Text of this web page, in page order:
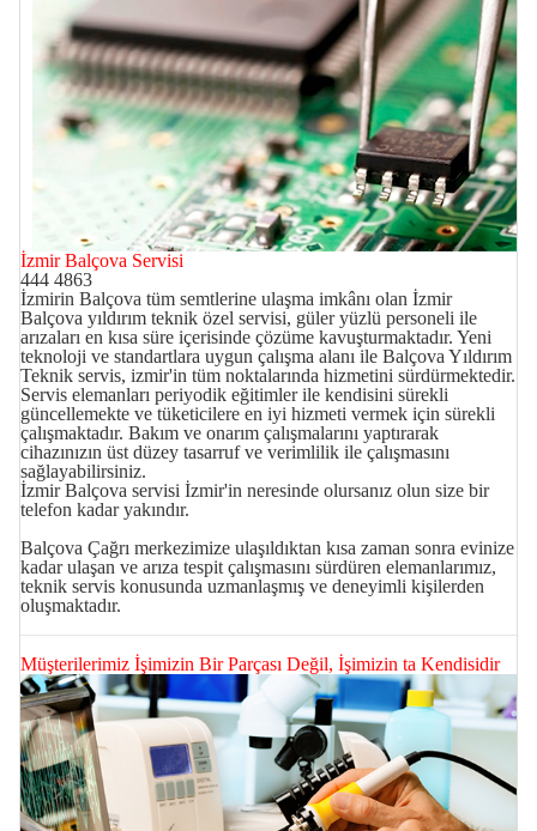
İzmir Balçova Servisi
444 4863
İzmirin Balçova tüm semtlerine ulaşma imkânı olan İzmir
Balçova yıldırım teknik özel servisi, güler yüzlü personeli ile
arızaları en kısa süre içerisinde çözüme kavuşturmaktadır. Yeni
teknoloji ve standartlara uygun çalışma alanı ile Balçova Yıldırım
Teknik servis, izmir'in tüm noktalarında hizmetini sürdürmektedir.
Servis elemanları periyodik eğitimler ile kendisini sürekli
güncellemekte ve tüketicilere en iyi hizmeti vermek için sürekli
çalışmaktadır. Bakım ve onarım çalışmalarını yaptırarak
cihazınızın üst düzey tasarruf ve verimlilik ile çalışmasını
sağlayabilirsiniz.
İzmir Balçova servisi İzmir'in neresinde olursanız olun size bir
telefon kadar yakındır.
Balçova Çağrı merkezimize ulaşıldıktan kısa zaman sonra evinize
kadar ulaşan ve arıza tespit çalışmasını sürdüren elemanlarımız,
teknik servis konusunda uzmanlaşmış ve deneyimli kişilerden
oluşmaktadır.
Müşterilerimiz İşimizin Bir Parçası Değil, İşimizin ta Kendisidir